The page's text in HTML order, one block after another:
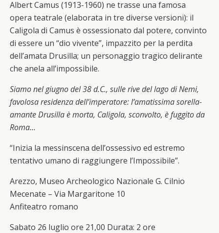
Albert Camus (1913-1960) ne trasse una famosa
opera teatrale (elaborata in tre diverse versioni): il
Caligola di Camus è ossessionato dal potere, convinto
di essere un “dio vivente”, impazzito per la perdita
dell’amata Drusilla; un personaggio tragico delirante
che anela all’impossibile.
Siamo nel giugno del 38 d.C., sulle rive del lago di Nemi,
favolosa residenza dell’imperatore: l’amatissima sorella-
amante Drusilla è morta, Caligola, sconvolto, è fuggito da
Roma…
“Inizia la messinscena dell’ossessivo ed estremo
tentativo umano di raggiungere l’Impossibile”.
Arezzo, Museo Archeologico Nazionale G. Cilnio
Mecenate – Via Margaritone 10
Anfiteatro romano
Sabato 26 luglio ore 21,00 Durata: 2 ore